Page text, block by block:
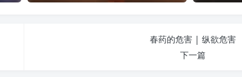
春药的危害 | 纵欲危害
下一篇